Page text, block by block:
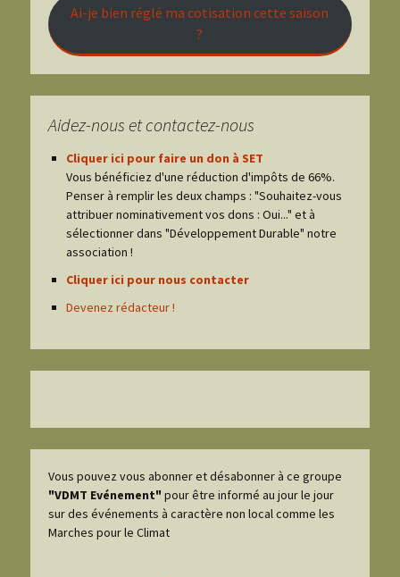
Ai-je bien réglé ma cotisation cette saison
?
Aidez-nous et contactez-nous
Cliquer ici pour faire un don à SET
Vous bénéficiez d'une réduction d'impôts de 66%.
Penser à remplir les deux champs : "Souhaitez-vous
attribuer nominativement vos dons : Oui..." et à
sélectionner dans "Développement Durable" notre
association !
Cliquer ici pour nous contacter
Devenez rédacteur !
Vous pouvez vous abonner et désabonner à ce groupe
"VDMT Evénement" pour être informé au jour le jour
sur des événements à caractère non local comme les
Marches pour le Climat